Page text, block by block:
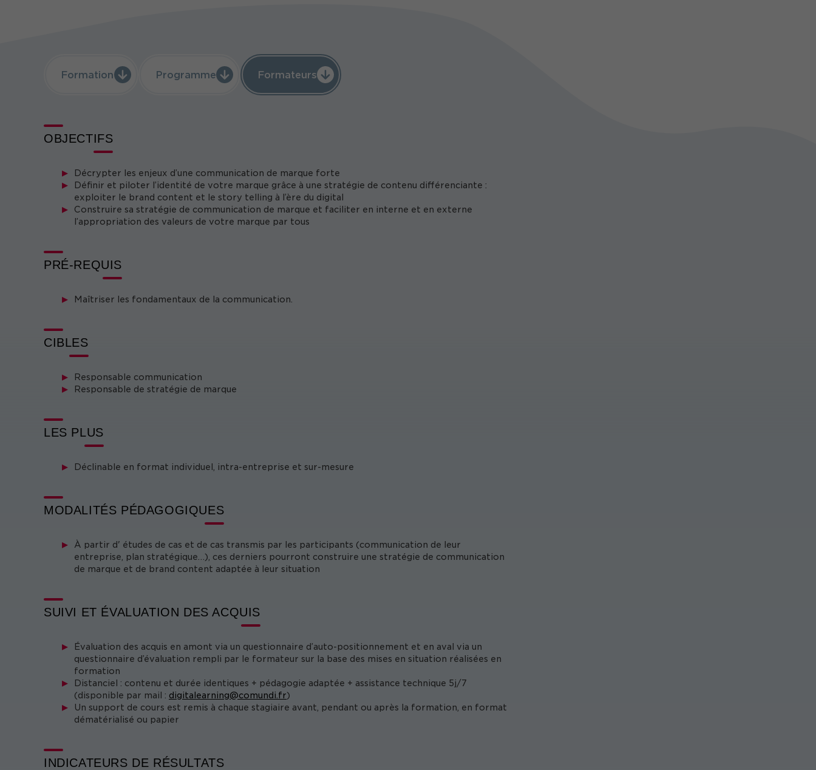
Formation Programme Formateurs
OBJECTIFS
Décrypter les enjeux d’une communication de marque forte
Définir et piloter l’identité de votre marque grâce à une stratégie de contenu différenciante :
exploiter le brand content et le story telling à l’ère du digital
Construire sa stratégie de communication de marque et faciliter en interne et en externe
l’appropriation des valeurs de votre marque par tous
PRÉ-REQUIS
Maîtriser les fondamentaux de la communication.
CIBLES
Responsable communication
Responsable de stratégie de marque
LES PLUS
Déclinable en format individuel, intra-entreprise et sur-mesure
MODALITÉS PÉDAGOGIQUES
À partir d' études de cas et de cas transmis par les participants (communication de leur
entreprise, plan stratégique…), ces derniers pourront construire une stratégie de communication
de marque et de brand content adaptée à leur situation
SUIVI ET ÉVALUATION DES ACQUIS
Évaluation des acquis en amont via un questionnaire d’auto-positionnement et en aval via un
questionnaire d’évaluation rempli par le formateur sur la base des mises en situation réalisées en
formation
Distanciel : contenu et durée identiques + pédagogie adaptée + assistance technique 5j/7
(disponible par mail : digitalearning@comundi.fr)
Un support de cours est remis à chaque stagiaire avant, pendant ou après la formation, en format
dématérialisé ou papier
INDICATEURS DE RÉSULTATS